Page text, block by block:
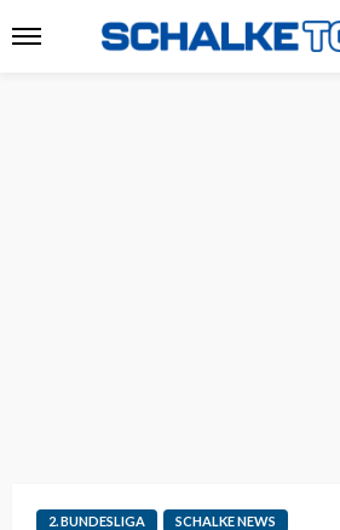
2. BUNDESLIGA SCHALKE NEWS